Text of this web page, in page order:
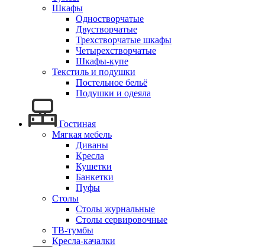
Шкафы
Одностворчатые
Двустворчатые
Трехстворчатые шкафы
Четырехстворчатые
Шкафы-купе
Текстиль и подушки
Постельное бельё
Подушки и одеяла
Гостиная
Мягкая мебель
Диваны
Кресла
Кушетки
Банкетки
Пуфы
Столы
Столы журнальные
Столы сервировочные
ТВ-тумбы
Кресла-качалки